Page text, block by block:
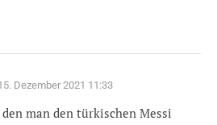
Dezember 2021 11:33
man den türkischen Messi